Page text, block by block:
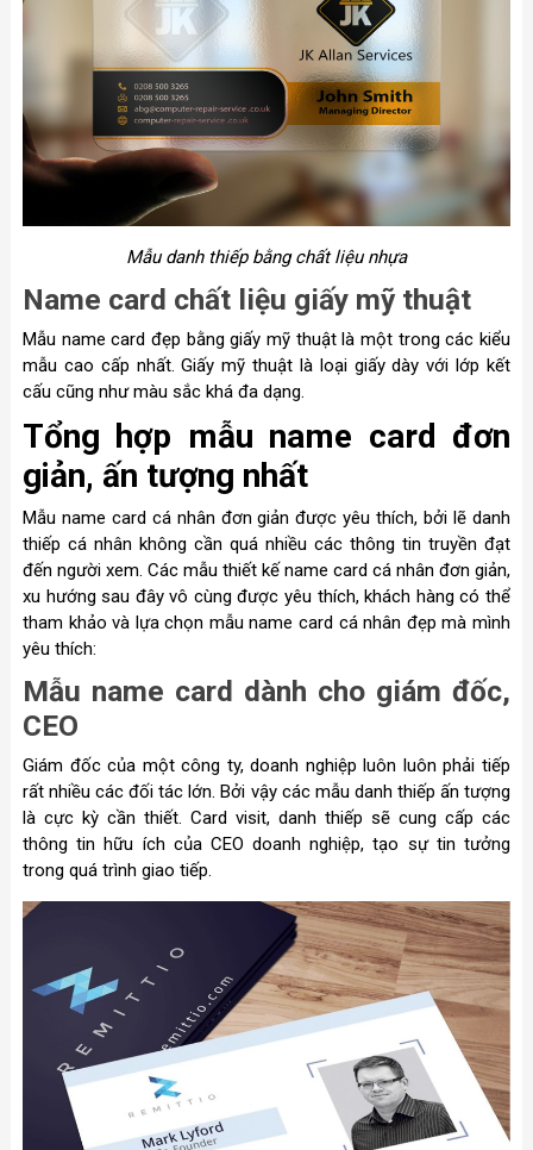
Mẫu danh thiếp bằng chất liệu nhựa
Name card chất liệu giấy mỹ thuật
Mẫu name card đẹp bằng giấy mỹ thuật là một trong các kiểu
mẫu cao cấp nhất. Giấy mỹ thuật là loại giấy dày với lớp kết
cấu cũng như màu sắc khá đa dạng.
Tổng hợp mẫu name card đơn
giản, ấn tượng nhất
Mẫu name card cá nhân đơn giản được yêu thích, bởi lẽ danh
thiếp cá nhân không cần quá nhiều các thông tin truyền đạt
đến người xem. Các mẫu thiết kế name card cá nhân đơn giản,
xu hướng sau đây vô cùng được yêu thích, khách hàng có thể
tham khảo và lựa chọn mẫu name card cá nhân đẹp mà mình
yêu thích:
Mẫu name card dành cho giám đốc,
CEO
Giám đốc của một công ty, doanh nghiệp luôn luôn phải tiếp
rất nhiều các đối tác lớn. Bởi vậy các mẫu danh thiếp ấn tượng
là cực kỳ cần thiết. Card visit, danh thiếp sẽ cung cấp các
thông tin hữu ích của CEO doanh nghiệp, tạo sự tin tưởng
trong quá trình giao tiếp.